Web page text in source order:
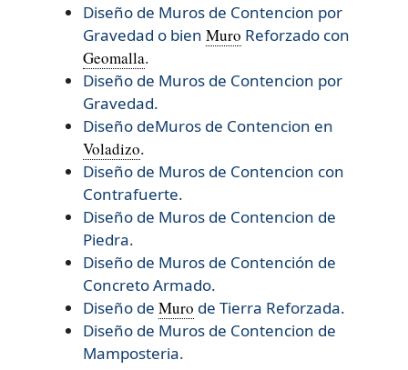
Diseño de Muros de Contencion por
Gravedad o bien Muro Reforzado con
Geomalla.
Diseño de Muros de Contencion por
Gravedad.
Diseño deMuros de Contencion en
Voladizo.
Diseño de Muros de Contencion con
Contrafuerte.
Diseño de Muros de Contencion de
Piedra.
Diseño de Muros de Contención de
Concreto Armado.
Diseño de Muro de Tierra Reforzada.
Diseño de Muros de Contencion de
Mamposteria.